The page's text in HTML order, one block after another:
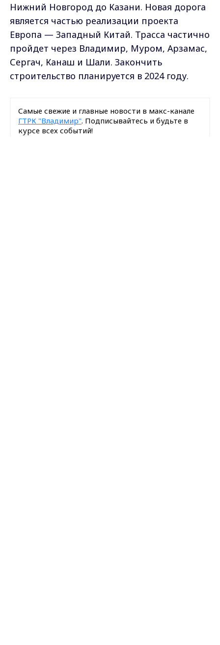
Нижний Новгород до Казани. Новая дорога
является частью реализации проекта
Европа — Западный Китай. Трасса частично
пройдет через Владимир, Муром, Арзамас,
Сергач, Канаш и Шали. Закончить
строительство планируется в 2024 году.
Самые свежие и главные новости в макс-канале
ГТРК "Владимир". Подписывайтесь и будьте в
курсе всех событий!